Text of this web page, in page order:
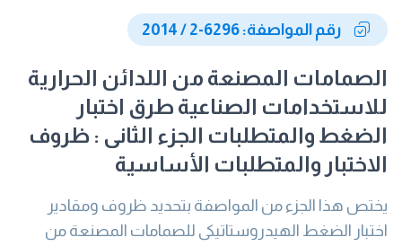
رقم المواصفة: 6296-2 / 2014
الصمامات المصنعة من اللدائن الحرارية
للاستخدامات الصناعية طرق اختبار
الضغط والمتطلبات الجزء الثانى : ظروف
الاختبار والمتطلبات الأساسية
يختص هذا الجزء من المواصفة بتحديد ظروف ومقادير
اختبار الضغط الهيدروستاتيكى للصمامات المصنعة من